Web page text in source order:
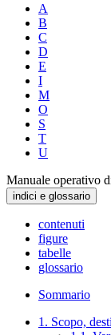
A
B
C
D
E
I
M
O
S
T
U
Manuale operativo
indici e glossario
contenuti
figure
tabelle
glossario
Sommario
1. Scopo,